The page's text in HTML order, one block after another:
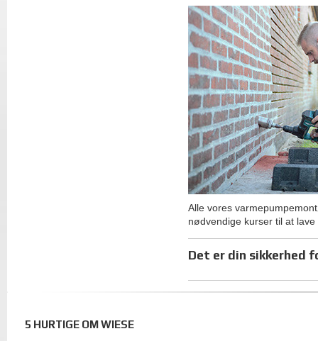
Alle vores
nødvendige kurser til at
Det er din sikkerhed
5 HURTIGE OM WIESE